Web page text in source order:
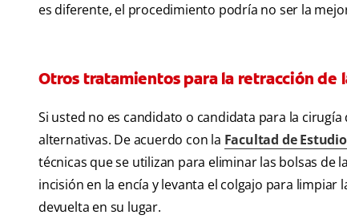
es diferente, el procedimiento podría no ser la
Otros tratamientos para la retracción de
Si usted no es candidato o candidata para la
alternativas. De acuerdo con la Facultad de
técnicas que se utilizan para eliminar las bolsas de
incisión en la encía y levanta el colgajo para limpiar
devuelta en su lugar.